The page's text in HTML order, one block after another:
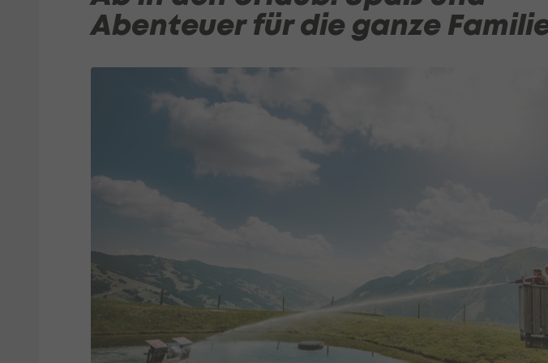
Abenteuer für die ganze